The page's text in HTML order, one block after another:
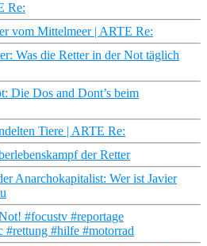
Re:
vom Mittelmeer | ARTE Re:
Was die Retter in der Not täglich
Die Dos and Dont’s beim
Tiere | ARTE Re:
der Retter
Anarchokapitalist: Wer ist Javier
#focustv #reportage
#rettung #hilfe #motorrad